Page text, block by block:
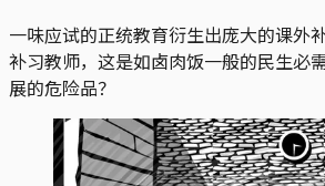
一味应试的正统教育衍生出庞大的课外
补习教师，这是如卤肉饭一般的民生必
展的危险品？